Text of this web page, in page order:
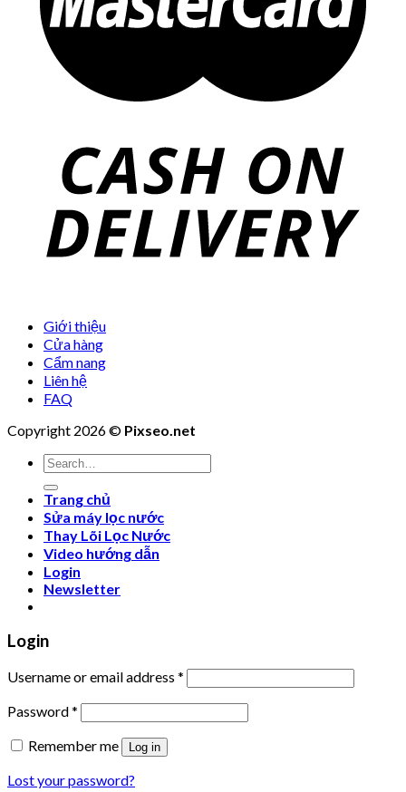
Giới thiệu
Cửa hàng
Cẩm nang
Liên hệ
FAQ
Copyright 2026 © Pixseo.net
Search
for:
Trang chủ
Sửa máy lọc nước
Thay Lõi Lọc Nước
Video hướng dẫn
Login
Newsletter
Login
Username or email address *
Password*
Remember me
Log in
Lost your password?